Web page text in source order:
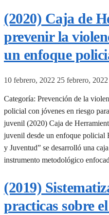
(2020) Caja de
prevenir la
un enfoque
10 febrero, 2022 25 febrero, 2022
Categoría: Prevención de la
policial con jóvenes en riesgo
juvenil (2020) Caja de
juvenil desde un enfoque policial
y Juventud” se desarrolló una
instrumento metodológico
(2019)
practicas sobre